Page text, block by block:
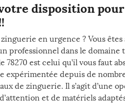
disposition
en urgence ? Vous êtes
professionnel dans le domaine
est celui qu’il vous faut
expérimentée depuis de
de zinguerie. Il s’agit d’une
et de matériels